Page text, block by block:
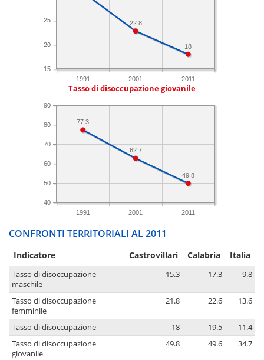
1991 2001 2011
15
20
25
18
22.8
Tasso di disoccupazione giovanile
1991 2001 2011
40
50
60
70
80
90
49.8
62.7
77.3
CONFRONTI TERRITORIALI AL 2011
Indicatore Castrovillari Calabria Italia
Tasso di disoccupazione
maschile
15.3 17.3 9.8
Tasso di disoccupazione
femminile
21.8 22.6 13.6
Tasso di disoccupazione 18 19.5
11.4
Tasso di disoccupazione
giovanile
49.8 49.6 34.7